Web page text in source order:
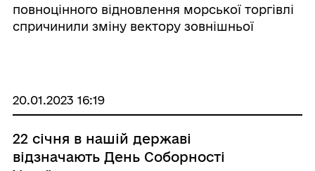
повноцінного відновлення морської торгівлі
спричинили зміну вектору зовнішньої
20.01.2023 16:19
22 січня в нашій державі
відзначають День Соборності